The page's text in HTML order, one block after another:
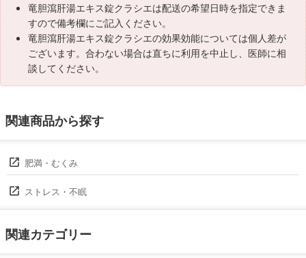
竜胆瀉肝湯エキス錠クラシエは配送の希望日時を指定できま
すので備考欄にご記入ください。
竜胆瀉肝湯エキス錠クラシエの効果効能については個人差が
ございます。合わない場合は直ちに利用を中止し、医師に相
談してください。
関連商品から探す
肥満・むくみ
ストレス・不眠
関連カテゴリー